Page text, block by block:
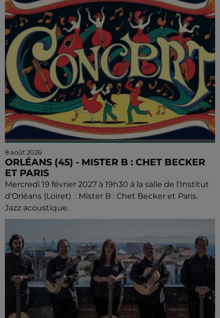
8 août 2026
ORLÉANS (45) - MISTER B : CHET BECKER
ET PARIS
Mercredi 19 février 2027 à 19h30 à la salle de l'Institut
d'Orléans (Loiret) : Mister B : Chet Becker et Paris.
Jazz acoustique.